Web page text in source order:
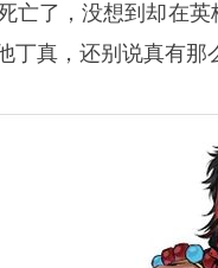
亡了，没想到却在
真，还别说真有那